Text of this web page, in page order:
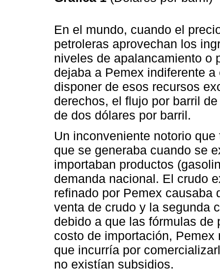
En el mundo, cuando el
petroleras aprovechan los
niveles de apalancamiento o
dejaba a Pemex indiferente
disponer de esos recursos
derechos, el flujo por barril
de dos dólares por barril.
Un inconveniente notorio
que se generaba cuando se
importaban productos
demanda nacional. El crudo
refinado por Pemex causaba
venta de crudo y la segunda
debido a que las fórmulas
costo de importación,
que incurría por
no existían subsidios.